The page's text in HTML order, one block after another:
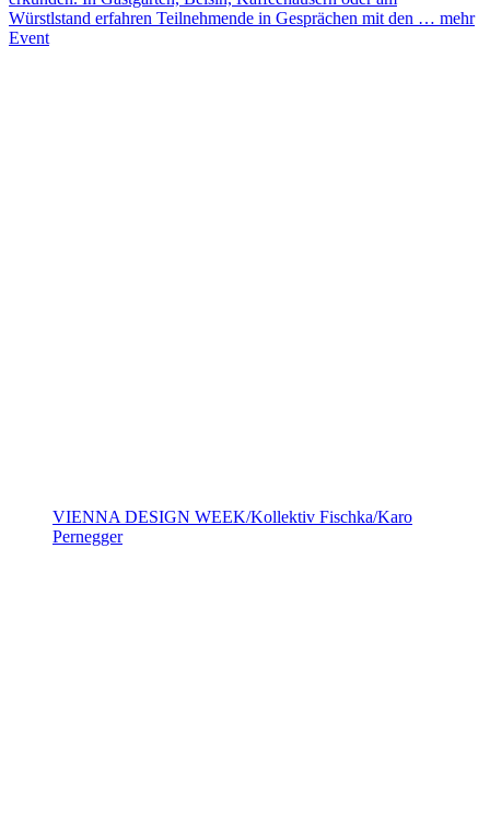
Würstlstand erfahren Teilnehmende in Gesprächen mit den … mehr
Event
VIENNA DESIGN WEEK/Kollektiv Fischka/Karo
Pernegger